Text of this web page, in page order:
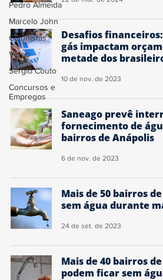
Pedro Almeida
Marcelo John
Colunistas
Vídeo
Sérgio Couto
Concursos e
Empregos
Desafios
gás impactam
metade dos
10 de nov. de 2023
Saneago prevê
fornecimento de
bairros de Anápolis
6 de nov. de 2023
Mais de 50 bairros
sem água durante
24 de set. de 2023
Mais de 40 bairros
podem ficar sem